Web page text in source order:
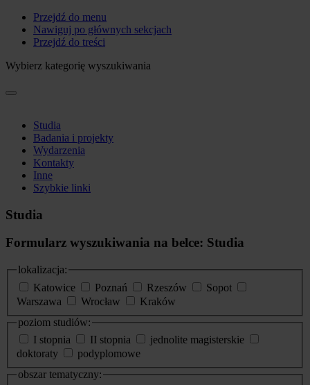
Przejdź do menu
Nawiguj po głównych sekcjach
Przejdź do treści
Wybierz kategorię wyszukiwania
Studia
Badania i projekty
Wydarzenia
Kontakty
Inne
Szybkie linki
Studia
Formularz wyszukiwania na belce: Studia
lokalizacja:
Katowice
Poznań Rzeszów
Sopot
Warszawa
Wrocław
Kraków
poziom studiów:
I stopnia
II stopnia
jednolite magisterskie
doktoraty
podyplomowe
obszar tematyczny: